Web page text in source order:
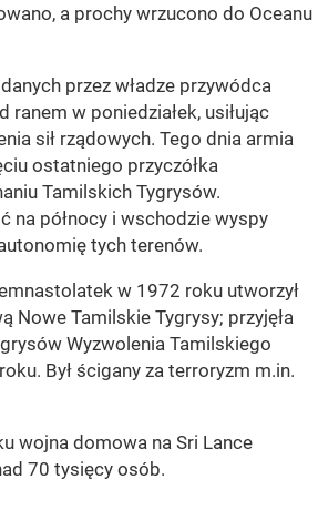
a prochy wrzucono do Oceanu
przez władze przywódca
ranem w poniedziałek, usiłując
sił rządowych. Tego dnia armia
ostatniego przyczółka
Tamilskich Tygrysów.
na północy i wschodzie wyspy
tych terenów.
w 1972 roku utworzył
Nowe Tamilskie Tygrysy; przyjęła
Wyzwolenia Tamilskiego
Był ścigany za terroryzm m.in.
wojna domowa na Sri Lance
70 tysięcy osób.